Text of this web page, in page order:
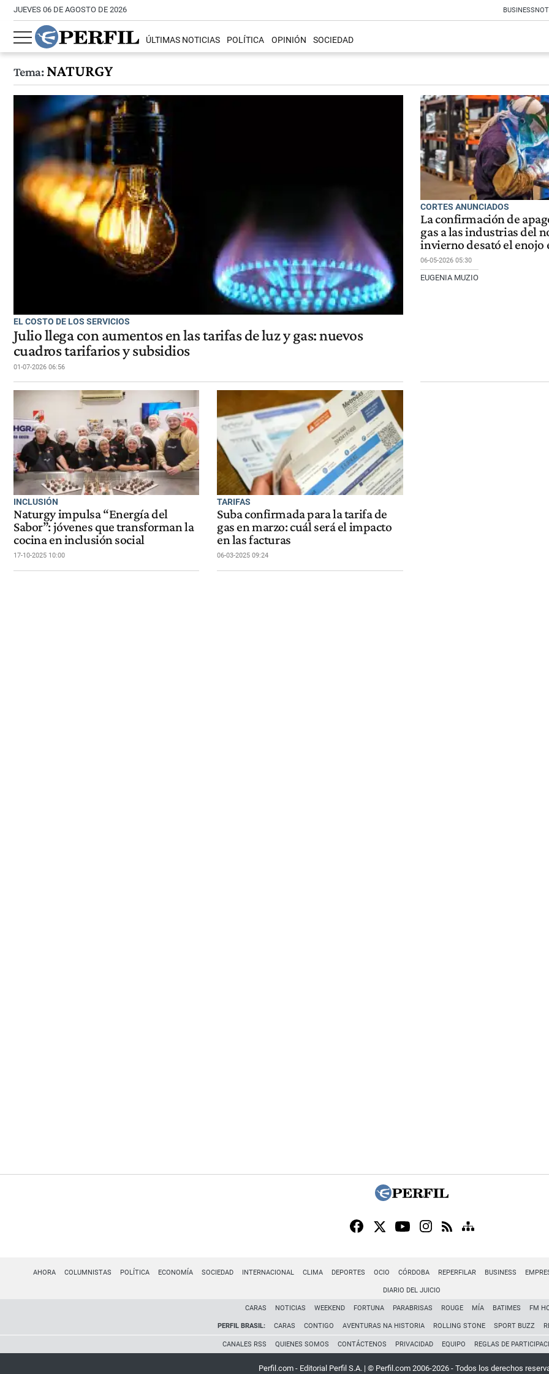
JUEVES 06 DE AGOSTO DE 2026 BUSINESS
ÚLTIMAS NOTICIAS POLÍTICA OPINIÓN SOCIEDAD
Tema:NATURGY
EL COSTO DE LOS SERVICIOS
Julio llega con aumentos en las tarifas de luz y gas: nuevos
cuadros tarifarios y subsidios
01-07-2026 06:56
CORTES ANUNCIADOS
La confirmación de
gas a las industrias del
invierno desató el enojo
06-05-2026 05:30
EUGENIA MUZIO
INCLUSIÓN
Naturgy impulsa “Energía del
Sabor”: jóvenes que transforman la
cocina en inclusión social
17-10-2025 10:00
TARIFAS
Suba confirmada para la tarifa de
gas en marzo: cuál será el impacto
en las facturas
06-03-2025 09:24
AHORA COLUMNISTAS POLÍTICA ECONOMÍA SOCIEDAD INTERNACIONAL CLIMA DEPORTES OCIO CÓRDOBA REPERFILAR BUSINESS
DIARIO DEL JUICIO
CARAS NOTICIAS WEEKEND FORTUNA PARABRISAS ROUGE MÍA BATIMES FM
PERFIL BRASIL: CARAS CONTIGO AVENTURAS NA HISTORIA ROLLING STONE SPORT BUZZ
CANALES RSS QUIENES SOMOS CONTÁCTENOS PRIVACIDAD EQUIPO REGLAS DE
Perfil.com - Editorial Perfil S.A.| © Perfil.com 2006-2026 - Todos los derechos